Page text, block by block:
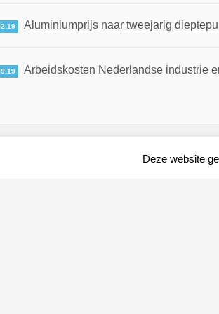
Aluminiumprijs naar tweejarig
Arbeidskosten Nederlandse industrie
Deze website